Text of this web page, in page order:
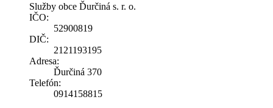
Služby obce Ďurčiná s. r. o.
IČO:
52900819
DIČ:
2121193195
Adresa:
Ďurčiná 370
Telefón:
0914158815